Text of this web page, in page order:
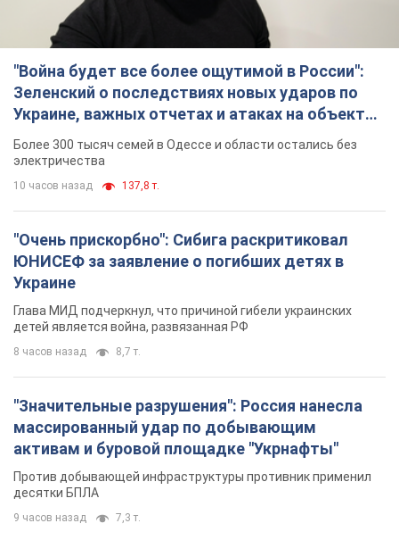
"Война будет все более ощутимой в России":
Зеленский о последствиях новых ударов по
Украине, важных отчетах и атаках на объекты
противника. Видео
Более 300 тысяч семей в Одессе и области остались без
электричества
10 часов назад 137,8 т.
"Очень прискорбно": Сибига раскритиковал
ЮНИСЕФ за заявление о погибших детях в
Украине
Глава МИД подчеркнул, что причиной гибели украинских
детей является война, развязанная РФ
8 часов назад 8,7 т.
"Значительные разрушения": Россия нанесла
массированный удар по добывающим
активам и буровой площадке "Укрнафты"
Против добывающей инфраструктуры противник применил
десятки БПЛА
9 часов назад 7,3 т.